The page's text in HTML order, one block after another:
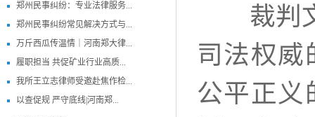
郑州民事纠纷：专业法律服务...
郑州民事纠纷常见解决方式与...
万斤西瓜传温情｜河南郑大律...
履职担当 共促矿业行业高质...
我所王立志律师受邀赴焦作检...
以查促规 严守底线|河南郑...
裁判文
司法权威
公平正义